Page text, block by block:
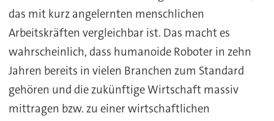
das mit kurz angelernten menschlichen
Arbeitskräften vergleichbar ist. Das macht es
wahrscheinlich, dass humanoide Roboter in zehn
Jahren bereits in vielen Branchen zum Standard
gehören und die zukünftige Wirtschaft massiv
mittragen bzw. zu einer wirtschaftlichen